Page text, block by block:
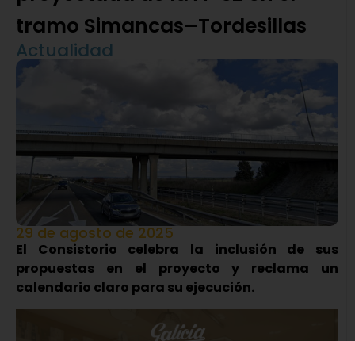
tramo Simancas–Tordesillas
Actualidad
29 de agosto de 2025
El Consistorio celebra la inclusión de sus
propuestas en el proyecto y reclama un
calendario claro para su ejecución.